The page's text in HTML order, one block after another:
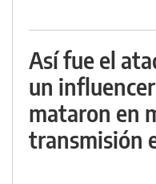
Así fue el
un
mataron en
transmisión